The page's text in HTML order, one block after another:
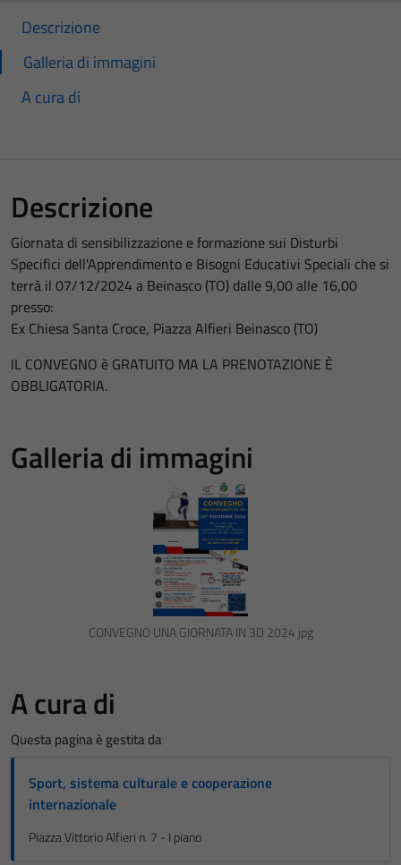
Descrizione
Galleria di immagini
A cura di
Descrizione
Giornata di sensibilizzazione e formazione sui Disturbi
Specifici dell'Apprendimento e Bisogni Educativi Speciali che si
terrà il 07/12/2024 a Beinasco (TO) dalle 9,00 alle 16,00
presso:
Ex Chiesa Santa Croce, Piazza Alfieri Beinasco (TO)
IL CONVEGNO è GRATUITO MA LA PRENOTAZIONE È
OBBLIGATORIA.
Galleria di immagini
CONVEGNO UNA GIORNATA IN 3D 2024 jpg
A cura di
Questa pagina è gestita da
Sport, sistema culturale e cooperazione
internazionale
Piazza Vittorio Alfieri n. 7 - I piano